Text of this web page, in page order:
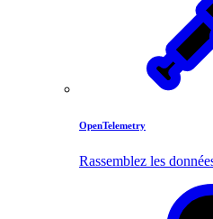
OpenTelemetry
Rassemblez les